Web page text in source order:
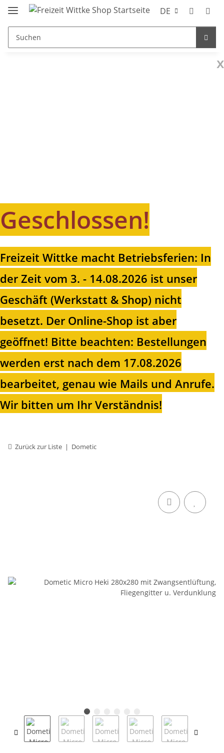
DE
x
Geschlossen!
Freizeit Wittke macht Betriebsferien: In
der Zeit vom 3. - 14.08.2026 ist unser
Geschäft (Werkstatt & Shop) nicht
besetzt. Der Online-Shop ist aber
geöffnet! Bitte beachten: Bestellungen
werden erst nach dem 17.08.2026
bearbeitet, genau wie Mails und Anrufe.
Wir bitten um Ihr Verständnis!
Zurück zur Liste Dometic